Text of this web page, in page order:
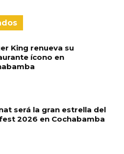
King renueva su
ícono en
será la gran estrella del
2026 en Cochabamba